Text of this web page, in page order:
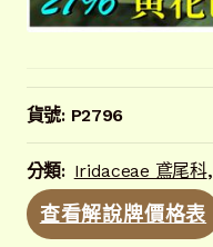
貨號: P2796
分類: Iridaceae 鳶尾科,
查看解說牌價格表